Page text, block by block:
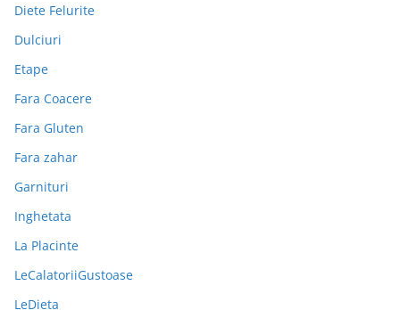
Diete Felurite
Dulciuri
Etape
Fara Coacere
Fara Gluten
Fara zahar
Garnituri
Inghetata
La Placinte
LeCalatoriiGustoase
LeDieta